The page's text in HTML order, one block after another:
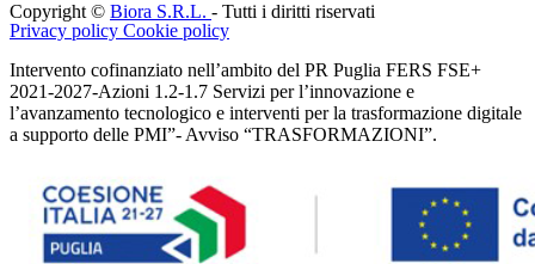
Copyright © Biora S.R.L. - Tutti i diritti riservati
Privacy policy Cookie policy
Intervento cofinanziato nell’ambito del PR Puglia FERS FSE+
2021-2027-Azioni 1.2-1.7 Servizi per l’innovazione e
l’avanzamento tecnologico e interventi per la trasformazione digitale
a supporto delle PMI”- Avviso “TRASFORMAZIONI”.